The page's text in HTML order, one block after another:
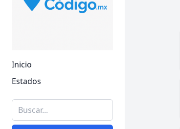
Inicio
Estados